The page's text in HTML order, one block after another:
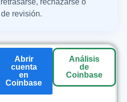
revisión.
Abrir
cuenta
en
Coinbase
Análisis
de
Coinbase